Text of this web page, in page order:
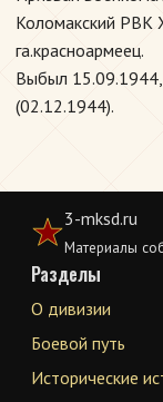
Коломакский РВК
га.красноармеец.
Выбыл
(02.12.1944).
3-mksd.ru
Материалы
Разделы
О дивизии
Боевой путь
Исторические